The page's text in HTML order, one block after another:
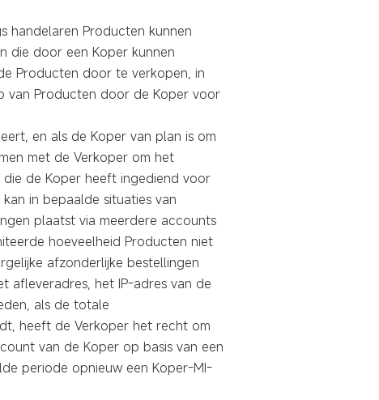
handelaren Producten kunnen
die door een Koper kunnen
Producten door te verkopen, in
van Producten door de Koper voor
en als de Koper van plan is om
met de Verkoper om het
de Koper heeft ingediend voor
in bepaalde situaties van
plaatst via meerdere accounts
hoeveelheid Producten niet
afzonderlijke bestellingen
afleveradres, het IP-adres van de
als de totale
heeft de Verkoper het recht om
van de Koper op basis van een
periode opnieuw een Koper-MI-